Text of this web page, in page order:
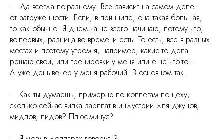
— Да всегда по-разному. Все зависит на самом деле
от загруженности. Если, в принципе, она такая большая,
то как обычно. Я днем чаще всего начинаю, потому что,
во-первых, разница во времени есть. То есть, все в разных
местах и поэтому утром я, например, какие-то дела
решаю свои, или тренировки у меня или еще что-то…
А уже день-вечер у меня рабочий. В основном так.
— Как ты думаешь, примерно по коллегам по цеху,
сколько сейчас вилка зарплат в индустрии для джунов,
мидлов, лидов? Плюс-минус?